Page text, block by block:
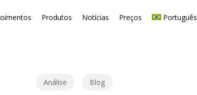
Produtos Notícias Preços Português
Análise Blog